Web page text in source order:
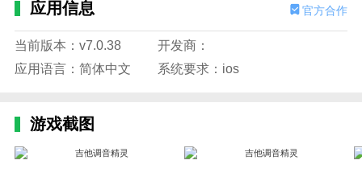
3.界面简单易用：清晰直观的界面设计，操作简单方
便，即使是初学者也能轻松使用。
4.快速调整：可以快速准确地调整每一根弦的音高，节
5.实时反馈：提供实时的音高反馈，帮助用户更快速地
找到正确的音准，提高演奏的准确性。
应用特色
应用信息 官方合作
当前版本：v7.0.38
开发商：
应用语言：简体中文
系统要求：ios
游戏截图